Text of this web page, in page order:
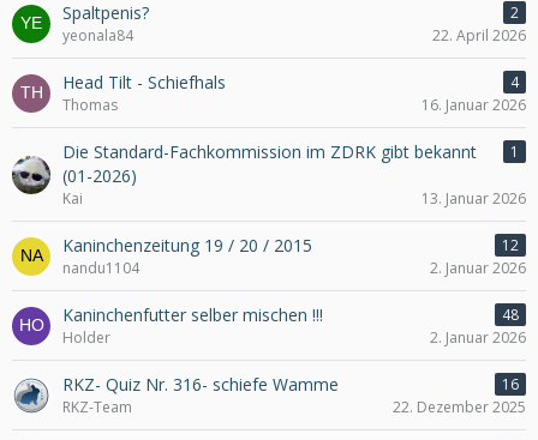
Spaltpenis?
2
yeonala84
22. April 2026
Head Tilt - Schiefhals
4
Thomas
16. Januar 2026
Die Standard-Fachkommission im ZDRK gibt bekannt
(01-2026)
1
Kai 13. Januar 2026
Kaninchenzeitung 19 / 20 / 2015
12
nandu1104
2. Januar 2026
Kaninchenfutter selber mischen !!!
48
Holder
2. Januar 2026
RKZ- Quiz Nr. 316- schiefe Wamme
16
RKZ-Team
22. Dezember 2025